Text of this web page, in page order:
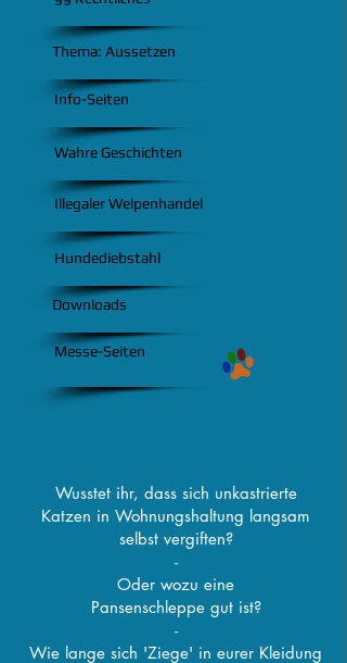
Thema: Aussetzen
Info-Seiten
Wahre Geschichten
Illegaler Welpenhandel
Hundediebstahl
Downloads
Messe-Seiten
Wusstet ihr, dass sich unkastrierte
Katzen in Wohnungshaltung langsam
selbst vergiften?
-
Oder wozu eine
Pansenschleppe gut ist?
-
Wie lange sich 'Ziege' in eurer Kleidung